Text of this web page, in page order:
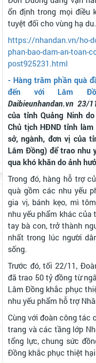
ổn định trong mọi điều
tuyệt đối cho vùng hạ du.
https://nhandan.vn/ho-
phan-bao-dam-an-toan-
post925231.html
- Hàng trăm phần quà
đến với Lâm
Daibieunhandan.vn 23/
của tỉnh Quảng Ninh
Chủ tịch HĐND tỉnh
sở, ngành, đơn vị của
Lâm Đồng) để trao nhu
qua khó khăn do ảnh
Trong đó, hàng hỗ trợ
quà gồm các nhu yếu
gia vị, bánh kẹo, mì
nhu yếu phẩm khác của
tay bà con, trở thành
nhất trong lúc người
sống.
Trước đó, tối 22/11,
đã trao 50 tỷ đồng từ
Lâm Đồng khắc phục
nhu yếu phẩm hỗ trợ
Cùng với đoàn công tác
trang và các tầng lớp
tổng lực, chung sức
Đồng khắc phục thiệt